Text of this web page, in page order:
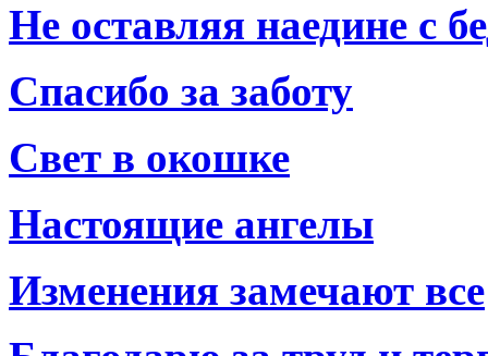
Не оставляя наедине с
Спасибо за заботу
Свет в окошке
Настоящие ангелы
Изменения замечают все